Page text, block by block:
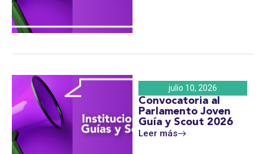
julio 10, 2026
Convocatoria al
Parlamento Joven
Guía y Scout 2026
Leer más